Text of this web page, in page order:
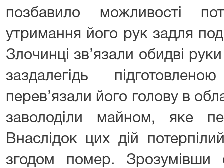
позбавило можливості
утримання його рук задля
Злочинці зв’язали обидві
заздалегідь
перев’язали його голову в
заволоділи майном, яке
Внаслідок цих дій
згодом помер. Зрозумівши